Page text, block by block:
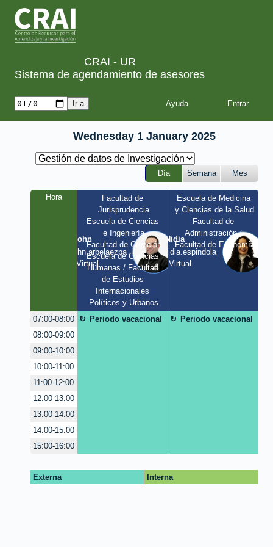
CRAI - UR
Sistema de agendamiento de asesores
Ayuda
Wednesday 1 January 2025
Día Semana Mes
Hora
John
john.arbelaezpa
/ Virtual
Facultad de
Jurisprudencia
Escuela de Ciencias
e Ingeniería
Facultad de Creación
Escuela de Ciencias
Humanas / Facultad
de Estudios
Internacionales
Políticos y Urbanos
Nidia
nidia.espindola
/ Virtual
Escuela de Medicina
y Ciencias de la Salud
Facultad de
Administración /
Facultad de Economía
07:00-08:00 Periodo vacacional
Periodo vacacional
08:00-09:00
09:00-10:00
10:00-11:00
11:00-12:00
12:00-13:00
13:00-14:00
14:00-15:00
15:00-16:00
Externa Interna